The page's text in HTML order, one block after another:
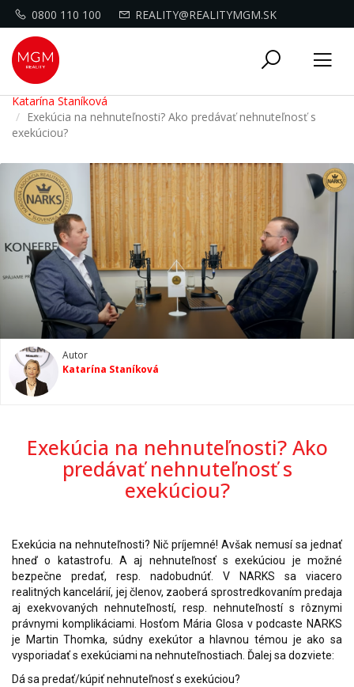
0800 110 100 REALITY@REALITYMGM.SK
Toggle
Katarína Staníková
Exekúcia na nehnuteľnosti? Ako predávať nehnuteľnosť s
exekúciou?
Autor
Katarína Staníková
Exekúcia na nehnuteľnosti? Ako
predávať nehnuteľnosť s
exekúciou?
Exekúcia na nehnuteľnosti? Nič príjemné! Avšak nemusí sa jednať
hneď o katastrofu. A aj nehnuteľnosť s exekúciou je možné
bezpečne predať, resp. nadobudnúť. V NARKS sa viacero
realitných kancelárií, jej členov, zaoberá sprostredkovaním predaja
aj exekvovaných nehnuteľností, resp. nehnuteľností s rôznymi
právnymi komplikáciami. Hosťom Mária Glosa v podcaste NARKS
je Martin Thomka, súdny exekútor a hlavnou témou je ako sa
vysporiadať s exekúciami na nehnuteľnostiach. Ďalej sa dozviete:
Dá sa predať/kúpiť nehnuteľnosť s exekúciou?